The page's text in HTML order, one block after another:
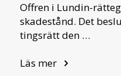
Offren i Lundin-
skadestånd. Det
tingsrätt den …
Läs mer